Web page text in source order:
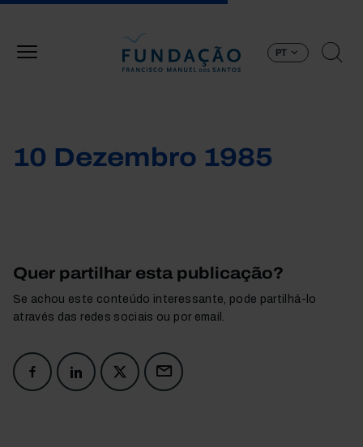
PT
10 Dezembro 1985
Quer partilhar esta publicação?
Se achou este conteúdo interessante, pode partilhá-lo
através das redes sociais ou por email.